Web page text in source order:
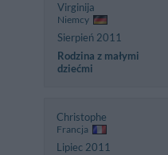
Virginija
Niemcy
Sierpień 2011
Rodzina z małymi
dziećmi
Christophe
Francja
Lipiec 2011